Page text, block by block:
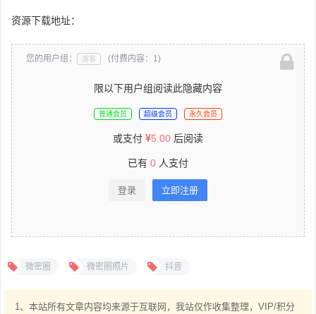
资源下载地址：
您的用户组： 游客 (付费内容：1)
限以下用户组阅读此隐藏内容
普通会员 超级会员 永久会员
或支付 5.00 后阅读
已有 0 人支付
登录 立即注册
微密圈 微密圈照片 抖音
1、本站所有文章内容均来源于互联网，我站仅作收集整理，VIP/积分